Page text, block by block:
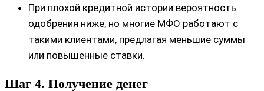
При плохой кредитной истории вероятность
одобрения ниже, но многие МФО работают с
такими клиентами, предлагая меньшие суммы
или повышенные ставки.
Шаг 4. Получение денег